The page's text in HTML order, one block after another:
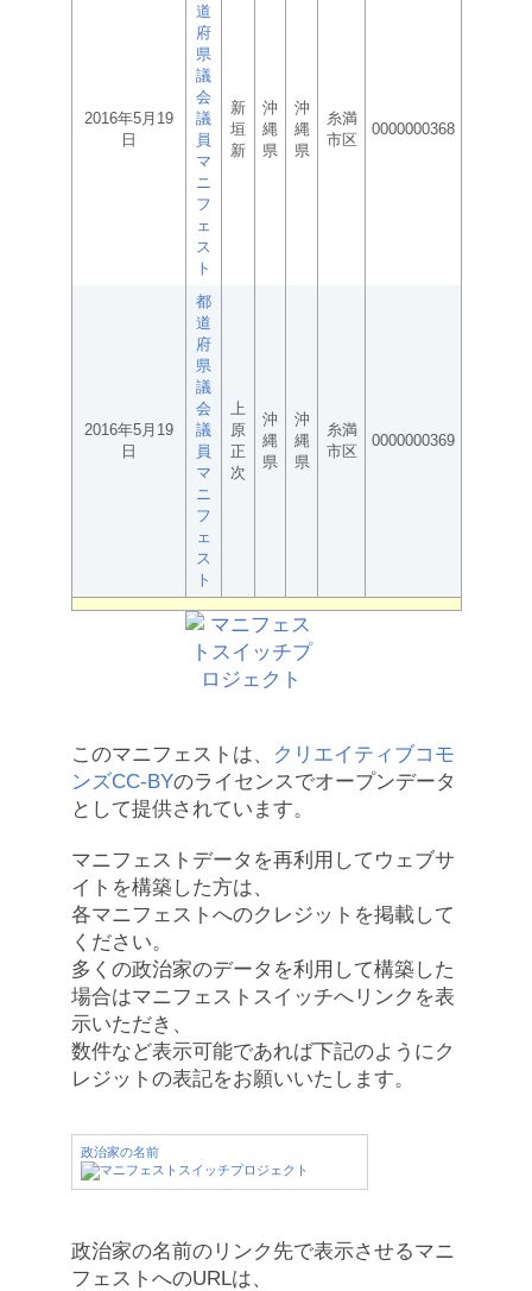
2016年5月19
日
道
府
県
議
会
議
員
マ
ニ
フ
ェ
ス
ト
新
垣
新
沖
縄
県
沖
縄
県
糸満
市区
0000000368
2016年5月19
日
都
道
府
県
議
会
議
員
マ
ニ
フ
ェ
ス
ト
上
原
正
次
沖
縄
県
沖
縄
県
糸満
市区
0000000369
このマニフェストは、
クリエイティブコモ
ンズCC-BYのライセンスでオープンデータ
として提供されています。
マニフェストデータを再利用してウェブサ
イトを構築した方は、
各マニフェストへのクレジットを掲載して
ください。
多くの政治家のデータを利用して構築した
場合はマニフェストスイッチへリンクを表
示いただき、
数件など表示可能であれば下記のようにク
レジットの表記をお願いいたします。
政治家の名前
政治家の名前のリンク先で表示させるマニ
フェストへのURLは、